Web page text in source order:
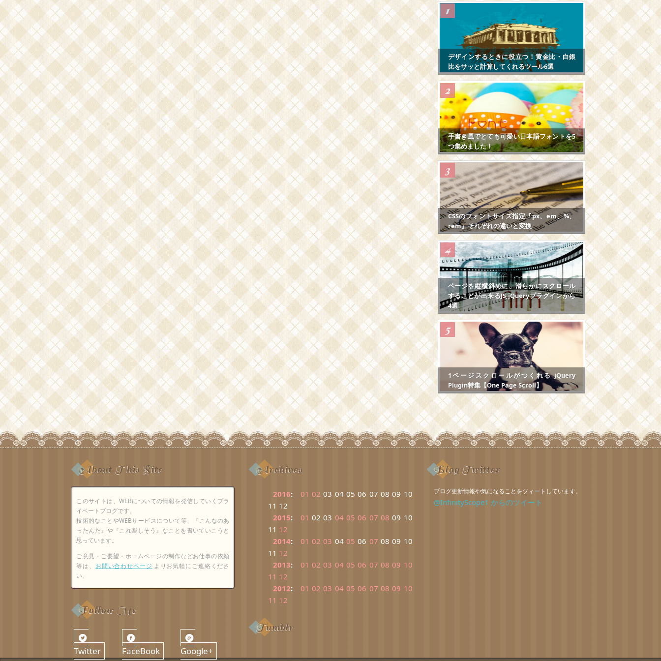
デザインするときに役立つ！黄金比・白銀
比をサッと計算してくれるツール6選
手書き風でとても可愛い日本語フォントを5
つ集めました！
CSSのフォントサイズ指定『px、em、%、
rem』それぞれの違いと変換
ページを縦横斜めに、滑らかにスクロール
することが出来るJS,jQueryプラグインから
4選
1ページスクロールがつくれる jQuery
Plugin特集【One Page Scroll】
About This Site
このサイトは、WEBについての情報を発信していくプラ
イベートブログです。
技術的なことやWEBサービスについて等、『こんなのあ
ったんだ』や『これ楽しそう』なことを書いていこうと
思っています。
ご意見・ご要望・ホームページの制作などお仕事の依頼
等は、 お問い合わせページ よりお気軽にご連絡くださ
い。
Follow Me
Twitter FaceBook Google+
Archives
2016: 01 02 03 04 05 06 07 08 09 10
11 12
2015: 01 02 03 04 05 06 07 08 09 10
11 12
2014: 01 02 03 04 05 06 07 08 09 10
11 12
2013: 01 02 03 04 05 06 07 08 09 10
11 12
2012: 01 02 03 04 05 06 07 08 09 10
11 12
Tumblr
Blog Twitter
ブログ更新情報や気になることをツィートしています。
@InfinityScope1 からのツイート